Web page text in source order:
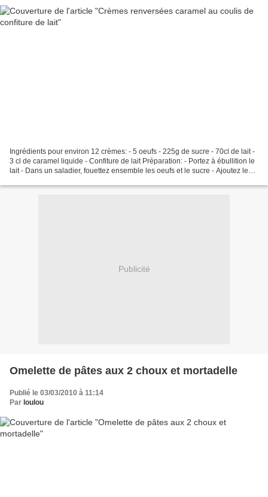
Ingrédients pour environ 12 crèmes: - 5 oeufs - 225g de sucre - 70cl de lait -
3 cl de caramel liquide - Confiture de lait Préparation: - Portez à ébullition le
lait - Dans un saladier, fouettez ensemble les oeufs et le sucre - Ajoutez le
Publicité
Omelette de pâtes aux 2 choux et mortadelle
Publié le 03/03/2010 à 11:14
Par loulou